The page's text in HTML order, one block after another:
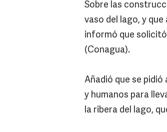
Sobre las
vaso del lago, y
informó que
(Conagua).
Añadió que se
y humanos para
la ribera del lago,